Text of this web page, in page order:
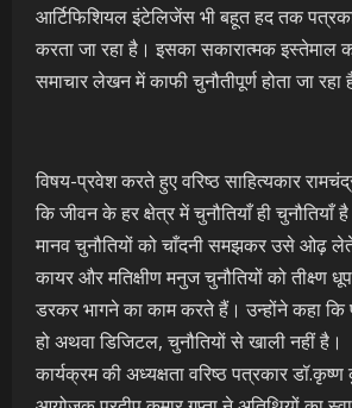
आर्टिफिशियल इंटेलिजेंस भी बहूत हद तक
करता जा रहा है। इसका सकारात्मक इस्तेमाल
समाचार लेखन में काफी चुनौतीपूर्ण होता जा रहा
विषय-प्रवेश करते हुए वरिष्ठ साहित्यकार
कि जीवन के हर क्षेत्र में चुनौतियाँ ही चुनौतियाँ
मानव चुनौतियों को चाँदनी समझकर उसे ओढ़
कायर और मतिक्षीण मनुज चुनौतियों को
डरकर भागने का काम करते हैं। उन्होंने कहा कि
हो अथवा डिजिटल, चुनौतियों से खाली नहीं है।
कार्यक्रम की अध्यक्षता वरिष्ठ पत्रकार